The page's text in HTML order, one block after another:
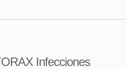
Infecciones